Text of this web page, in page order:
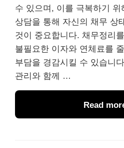
수 있으며, 이를 극복하기 위
상담을 통해 자신의 채무 상
것이 중요합니다. 채무정리
불필요한 이자와 연체료를
부담을 경감시킬 수 있습니
관리와 함께 …
Read